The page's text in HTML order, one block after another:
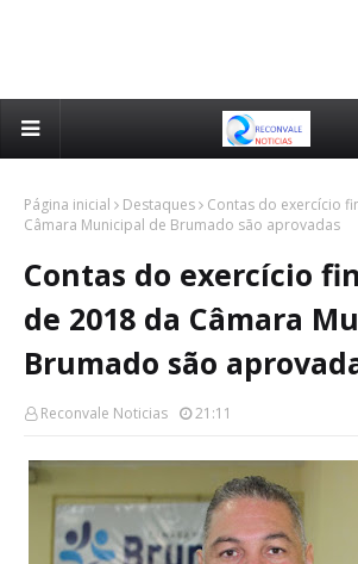
Página inicial Destaques
Contas do exercício
Câmara Municipal de Brumado são aprovadas
Contas do exercício
de 2018 da Câmara
Brumado são
Reconvale Noticias 21:11